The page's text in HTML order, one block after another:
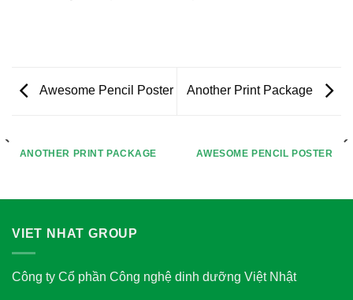
Awesome Pencil Poster Another Print Package
ANOTHER PRINT PACKAGE AWESOME PENCIL POSTER
VIET NHAT GROUP
Công ty Cổ phần Công nghệ dinh dưỡng Việt Nhật